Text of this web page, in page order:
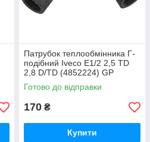
Патрубок теплообмінника Г-
подібний Iveco E1/2 2,5 TD
2,8 D/TD (4852224) GP
ORK4852224
Готово до відправки
170 ₴
Купити